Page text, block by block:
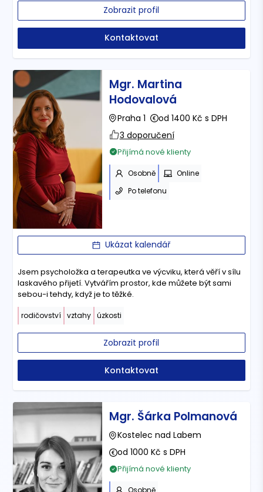
Zobrazit profil
Kontaktovat
Mgr. Martina
Hodovalová
Praha 1
od 1400 Kč s DPH
3 doporučení
Přijímá nové klienty
Osobně
Online
Po telefonu
Ukázat kalendář
Jsem psycholožka a terapeutka ve výcviku, která věří v sílu
laskavého přijetí. Vytvářím prostor, kde můžete být sami
sebou-i tehdy, když je to těžké.
rodičovství vztahy úzkosti
Zobrazit profil
Kontaktovat
Mgr. Šárka Polmanová
Kostelec nad Labem
od 1000 Kč s DPH
Přijímá nové klienty
Osobně